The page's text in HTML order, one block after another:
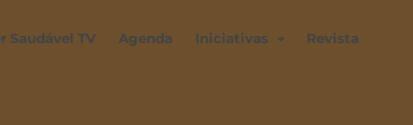
Saudável TV Agenda Iniciativas Revista